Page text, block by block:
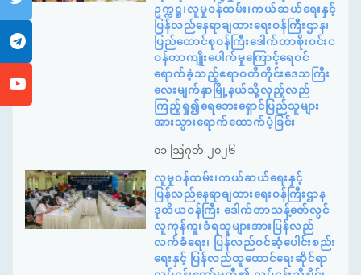
ဥက္ကဋ္ဌ၊လူမှုဝန်ထမ်း၊ကယ်ဆယ်ရေးနှင့်
ပြန်လည်နေရာချထားရေးဝန်ကြီးဌာန၊
ပြည်ထောင်စုဝန်ကြီးဒေါက်တာစိုးဝင်းင
ဝန်တာကျိုးပေါက်မှုကြောင့်ရေဝင်
ရောက်ခဲ့သည့်ဧရာဝတီတိုင်းဒေသကြီး
လေးမျက်နှာမြို့နယ်သို့လှည့်လည်
ကြည့်ရှု၍ရေဘေးရှောင်ပြည်သူများ
အားသွားရောက်ထောက်ပံ့ခြင်း
၀၁ ဩဂုတ် ၂၀၂၆
လူမှုဝန်ထမ်း၊ကယ်ဆယ်ရေးနှင့်
ပြန်လည်နေရာချထားရေးဝန်ကြီးဌာန
ဒုတိယဝန်ကြီး ဒေါက်တာသန့်ဇော်လွင်
လူကုန်ကူးခံရသူများအားပြန်လည်
လက်ခံရေး၊ ပြန်လည်ဝင်ဆံ့ပေါင်းစည်း
ရေးနှင့် ပြန်လည်ထူထောင်ရေးဆိုင်ရာ